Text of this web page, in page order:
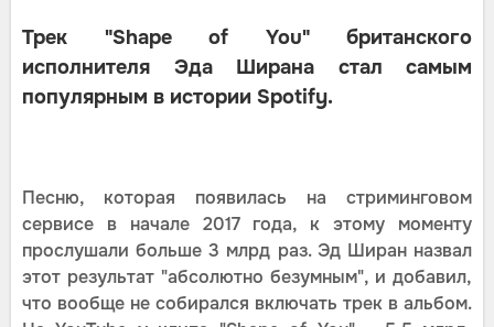
Трек "Shape of You" британского
исполнителя Эда Ширана стал самым
популярным в истории Spotify.
Песню, которая появилась на стриминговом
сервисе в начале 2017 года, к этому моменту
прослушали больше 3 млрд раз. Эд Ширан назвал
этот результат "абсолютно безумным", и добавил,
что вообще не собирался включать трек в альбом.